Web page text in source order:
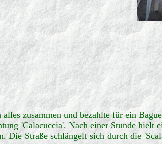
zusammen und bezahlte für ein
'Calacuccia'. Nach einer Stunde
Die Straße schlängelt sich durch die